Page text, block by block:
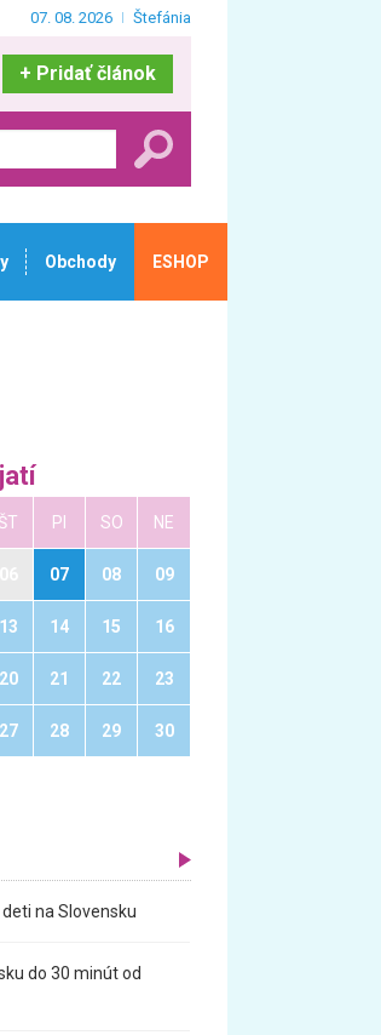
07. 08. 2026 Štefánia
+ Pridať článok
Obchody ESHOP
ŠT PI SO NE
07 08 09
13 14 15 16
20 21 22 23
27 28 29 30
na Slovensku
do 30 minút od